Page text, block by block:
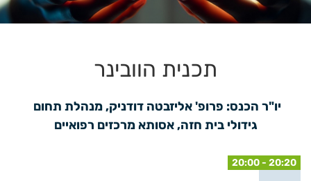
תכנית הוובינר
גידולי בית חזה, אסותא מרכזים רפואיים
20:00 - 20:20